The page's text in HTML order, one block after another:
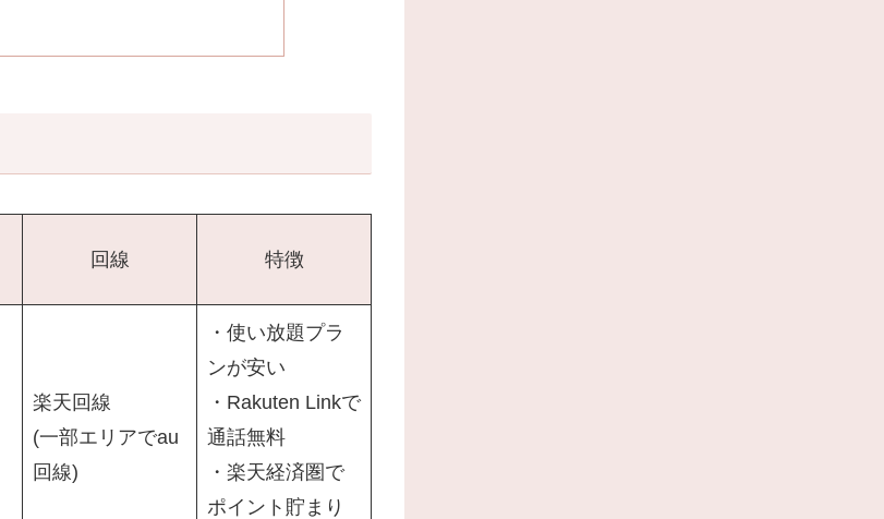
回線 特徴
楽天回線
(一部エリアでau
回線)
・使い放題プラ
ンが安い
・Rakuten Linkで
通話無料
・楽天経済圏で
ポイント貯まり